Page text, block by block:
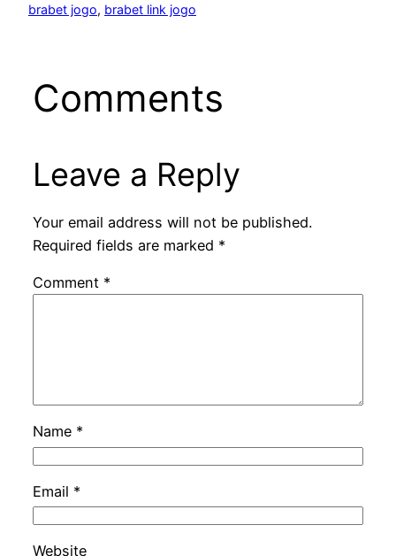
brabet jogo, brabet link jogo
Comments
Leave a Reply
Your email address will not be published.
Required fields are marked *
Comment *
Name *
Email *
Website